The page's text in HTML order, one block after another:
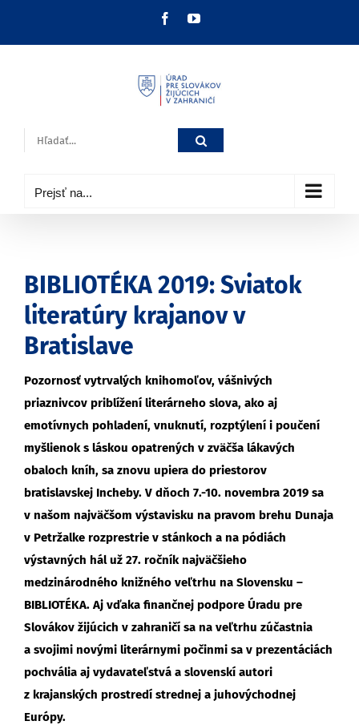
FacebookYouTube
Hľadať:
Prejsť na...
BIBLIOTÉKA 2019: Sviatok
literatúry krajanov v
Bratislave
Pozornosť vytrvalých knihomoľov, vášnivých
priaznivcov priblížení literárneho slova, ako aj
emotívnych pohladení, vnuknutí, rozptýlení i poučení
myšlienok s láskou opatrených v zväčša lákavých
obaloch kníh, sa znovu upiera do priestorov
bratislavskej Incheby. V dňoch 7.-10. novembra 2019 sa
v našom najväčšom výstavisku na pravom brehu Dunaja
v Petržalke rozprestrie v stánkoch a na pódiách
výstavných hál už 27. ročník najväčšieho
medzinárodného knižného veľtrhu na Slovensku –
BIBLIOTÉKA. Aj vďaka finančnej podpore Úradu pre
Slovákov žijúcich v zahraničí sa na veľtrhu zúčastnia
a svojimi novými literárnymi počinmi sa v prezentáciách
pochvália aj vydavateľstvá a slovenskí autori
z krajanských prostredí strednej a juhovýchodnej
Európy.